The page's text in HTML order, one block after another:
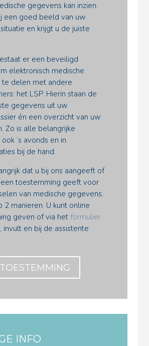
gegevens kan inzien.
een goed beeld van uw
en krijgt u de juiste
er een beveiligd
elektronisch medische
delen met andere
het LSP. Hierin staan de
gegevens uit uw
én een overzicht van uw
Zo is alle belangrijke
‘s avonds en in
bij de hand.
dat u bij ons aangeeft of
toestemming geeft voor
van medische gegevens.
2 manieren. U kunt online
geven of via hetformulier
invult en bij de assistente
INFO